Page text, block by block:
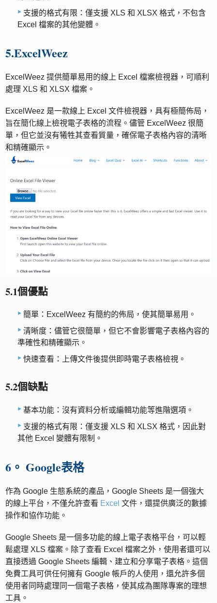
支援的格式有限：僅支援 XLS 和 XLSX 格式，不包含
Excel 檔案的其他變體。
5.ExcelWeez
ExcelWeez 提供簡單易用的線上 Excel 檔案檢視器，可順利
處理 XLS 和 XLSX 檔案。
ExcelWeez 是一款線上 Excel 文件檢視器，具有極簡佈局，
旨在簡化線上檢視電子表格的流程。儘管 ExcelWeez 很簡
單，但它並沒有犧牲其查看質量，確保電子表格內容的清晰
和精確顯示。
5.1個優點
簡單：ExcelWeez 有簡約的佈局，使其簡單易用。
清晰度：儘管它很簡單，但它不會影響電子表格內容的
準確性和精確顯示。
快速查看：上傳文件後提供即時電子表格檢視。
5.2個缺點
基本功能：沒有資料分析或編輯功能等進階選項。
支援的格式有限：僅支援 XLS 和 XLSX 格式，因此對
其他 Excel 變體有限制。
6。 Google表格
作為 Google 生態系統的產品，Google Sheets 是一個強大
的線上平台，不僅允許查看 Excel 文件，還提供廣泛的數據
操作和協作功能。
Google Sheets 是一個多功能的線上電子表格平台，可以輕
鬆處理 XLS 檔案。除了查看 Excel 檔案之外，使用者還可以
直接透過 Google Sheets 編輯、建立和分享電子表格。這個
免費工具可供任何擁有 Google 帳戶的人使用，還允許多個
使用者同時處理同一個電子表格，使其成為團隊專案的理想
工具。